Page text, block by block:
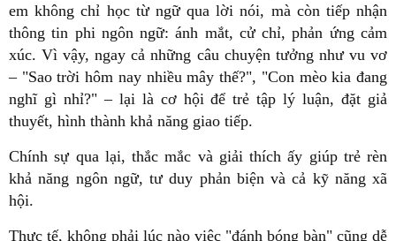
em không chỉ học từ ngữ qua lời nói, mà còn tiếp nhận
thông tin phi ngôn ngữ: ánh mắt, cử chỉ, phản ứng cảm
xúc. Vì vậy, ngay cả những câu chuyện tưởng như vu vơ
– "Sao trời hôm nay nhiều mây thế?", "Con mèo kia đang
nghĩ gì nhỉ?" – lại là cơ hội để trẻ tập lý luận, đặt giả
thuyết, hình thành khả năng giao tiếp.
Chính sự qua lại, thắc mắc và giải thích ấy giúp trẻ rèn
khả năng ngôn ngữ, tư duy phản biện và cả kỹ năng xã
hội.
Thực tế, không phải lúc nào việc "đánh bóng bàn" cũng dễ